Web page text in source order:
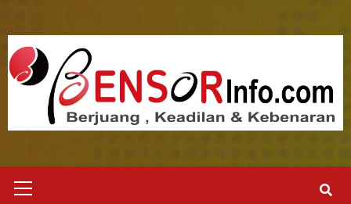
content
Menu